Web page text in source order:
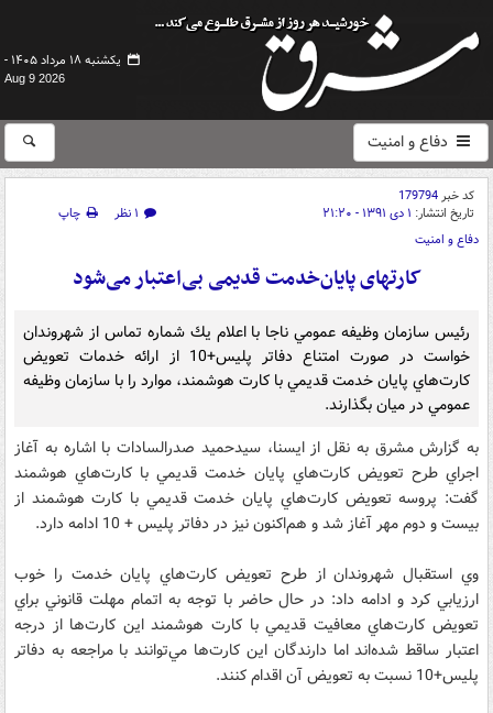
یکشنبه ۱۸ مرداد ۱۴۰۵ -
Aug 9 2026
دفاع و امنیت
کد خبر179794
تاریخ انتشار: ۱ دی ۱۳۹۱ - ۲۱:۲۰ ۱ نظر
چاپ
دفاع و امنیت
کارتهای پایان‌خدمت قدیمی بی‌اعتبار می‌شود
رئيس سازمان وظيفه عمومي ناجا با اعلام يك شماره تماس از شهروندان
خواست در صورت امتناع دفاتر پليس‌+‌10 از ارائه خدمات تعويض
كارت‌هاي پايان خدمت قديمي با كارت هوشمند، موارد را با سازمان وظيفه
عمومي در ميان بگذارند.
به گزارش مشرق به نقل از ایسنا، سيدحميد صدرالسادات با اشاره به آغاز
اجراي طرح تعويض كارت‌هاي پايان خدمت قديمي با كارت‌هاي هوشمند
گفت: پروسه تعويض كارت‌هاي پايان خدمت قديمي با كارت هوشمند از
بيست و دوم مهر آغاز شد و هم‌اكنون نيز در دفاتر پليس + 10 ادامه دارد.
وي استقبال شهروندان از طرح تعويض كارت‌هاي پايان خدمت را خوب
ارزيابي كرد و ادامه داد: در حال حاضر با توجه به اتمام مهلت قانوني براي
تعويض كارت‌هاي معافيت قديمي با كارت هوشمند اين كارت‌ها از درجه
اعتبار ساقط شده‌اند اما دارندگان اين كارت‌ها مي‌توانند با مراجعه به دفاتر
پليس+10 نسبت به تعويض آن اقدام كنند.